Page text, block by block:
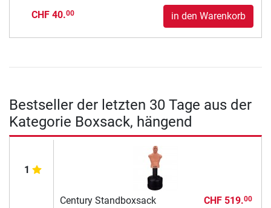
CHF 40.00 in den Warenkorb
Bestseller der letzten 30 Tage aus der
Kategorie Boxsack, hängend
1
Century Standboxsack
CHF 519.00